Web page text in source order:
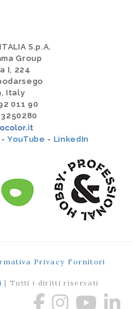
S.p.A.
Group
I, 224
Italy
011 90
-YouTube - LinkedIn
Privacy Fornitori
| Tutti i diritti riservati